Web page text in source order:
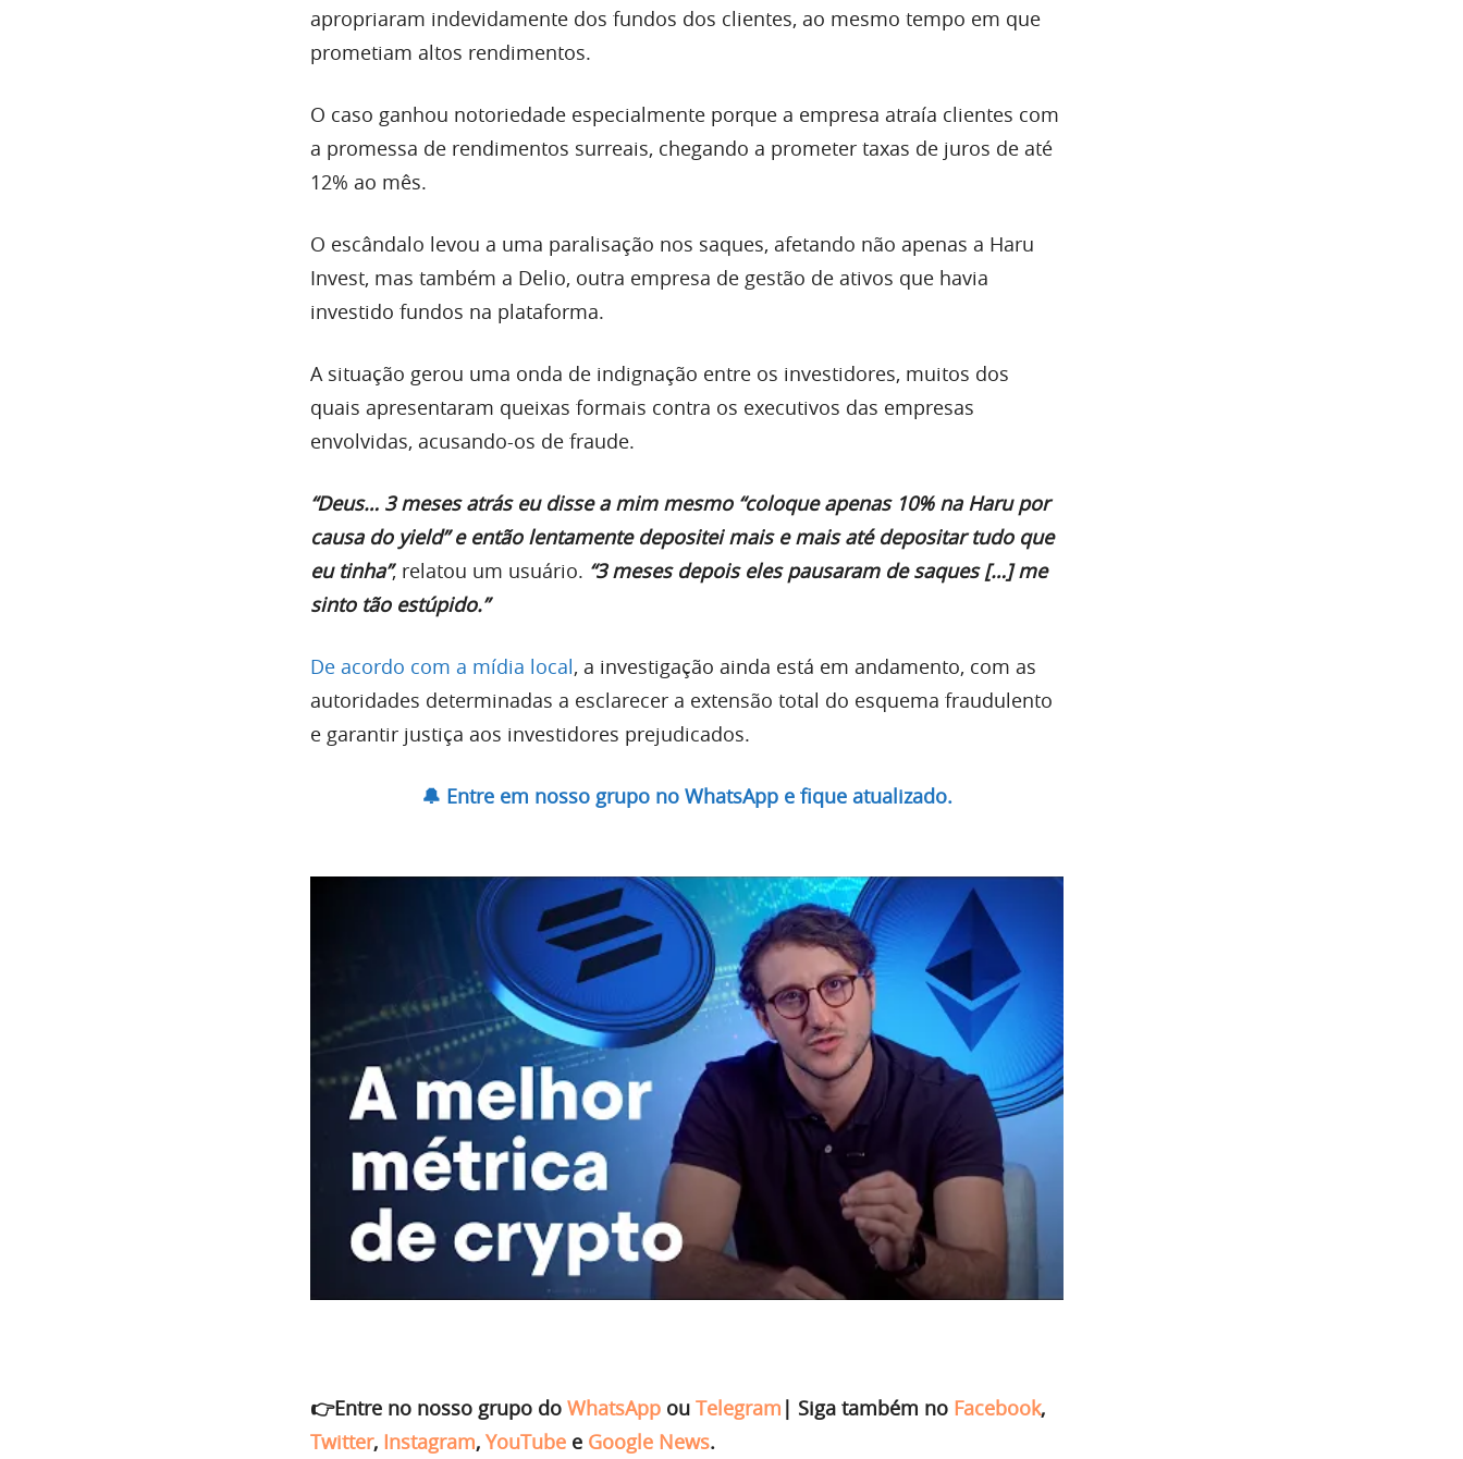
apropriaram indevidamente dos fundos dos clientes, ao mesmo tempo em que
prometiam altos rendimentos.
O caso ganhou notoriedade especialmente porque a empresa atraía clientes com
a promessa de rendimentos surreais, chegando a prometer taxas de juros de até
12% ao mês.
O escândalo levou a uma paralisação nos saques, afetando não apenas a Haru
Invest, mas também a Delio, outra empresa de gestão de ativos que havia
investido fundos na plataforma.
A situação gerou uma onda de indignação entre os investidores, muitos dos
quais apresentaram queixas formais contra os executivos das empresas
envolvidas, acusando-os de fraude.
“Deus… 3 meses atrás eu disse a mim mesmo “coloque apenas 10% na Haru por
causa do yield” e então lentamente depositei mais e mais até depositar tudo que
eu tinha”, relatou um usuário. “3 meses depois eles pausaram de saques […] me
sinto tão estúpido.”
De acordo com a mídia local, a investigação ainda está em andamento, com as
autoridades determinadas a esclarecer a extensão total do esquema fraudulento
e garantir justiça aos investidores prejudicados.
🔔 Entre em nosso grupo no WhatsApp e fique atualizado.
👉Entre no nosso grupo do WhatsApp ou Telegram | Siga também no Facebook,
Twitter, Instagram, YouTube e Google News.